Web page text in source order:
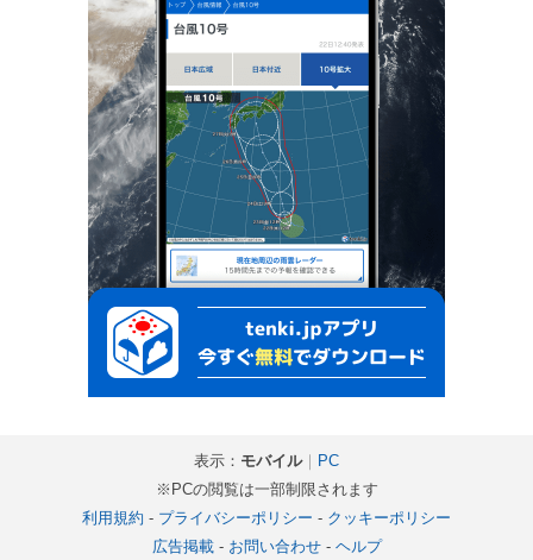
表示： モバイル｜ PC
※PCの閲覧は一部制限されます
利用規約 - プライバシーポリシー - クッキーポリシー
広告掲載- お問い合わせ- ヘルプ